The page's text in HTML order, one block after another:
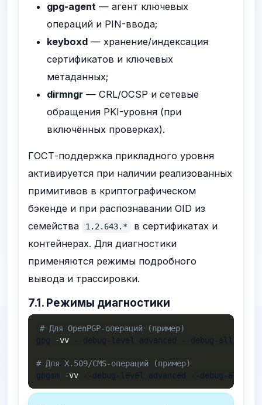
gpg-agent — агент ключевых
операций и PIN-ввода;
keyboxd — хранение/индексация
сертификатов и ключевых
метаданных;
dirmngr — CRL/OCSP и сетевые
обращения PKI-уровня (при
включённых проверках).
ГОСТ-поддержка прикладного уровня
активируется при наличии реализованных
примитивов в криптографическом
бэкенде и при распознавании OID из
семейства
1.2.643.*
в сертификатах и
контейнерах. Для диагностики
применяются режимы подробного
вывода и трассировки.
7.1. Режимы диагностики
# Для OpenPGP-операций (пример)
-vv
# Для X.509/CMS-операций (пример)
-vv